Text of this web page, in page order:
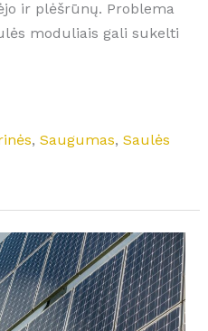
ir plėšrūnų. Problema
moduliais gali sukelti
, Saugumas, Saulės